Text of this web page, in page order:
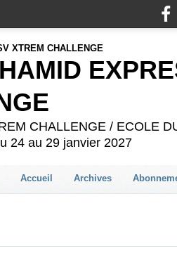
CHALLENGE / ECOLE
24 au 29 janvier 2027
Accueil Archives